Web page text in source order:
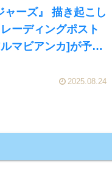
ーズ』 描き起こし
ーディングポスト
マビアンカ]が予約
2025.08.24